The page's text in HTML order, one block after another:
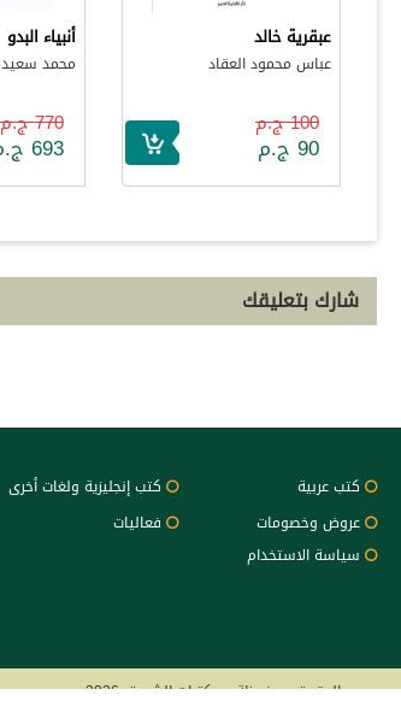
عبقرية خالد
عباس محمود العقاد
100 ج.م
90 ج.م
أنبياء البدو
محمد سعيد
770 ج.م
693 ج.م
شارك بتعليقك
كتب عربية كتب إنجليزية ولغات أخرى
عروض وخصومات
فعاليات
سياسة الاستخدام
جميع الحقوق محفوظة - مكتبات الشروق 2026